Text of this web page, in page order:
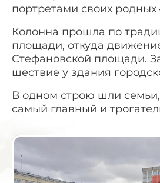
портретами своих
Колонна прошла по
площади, откуда
Стефановской площади.
шествие у здания
В одном строю шли
самый главный и